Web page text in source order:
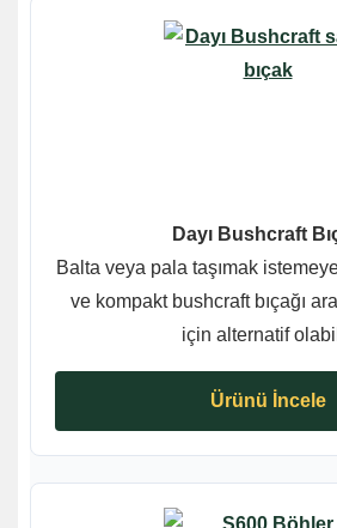
Dayı Bushcraft
Balta veya pala taşımak
ve kompakt bushcraft bıçağı
için alternatif
Ürünü İncele